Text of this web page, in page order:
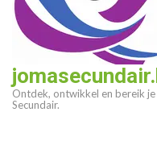
enter)
Ontdek, ontwikkel en bereik
Secundair.